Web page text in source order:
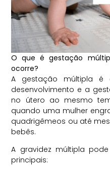
O que é gestação
ocorre?
A gestação múltipla
desenvolvimento e a
no útero ao mesmo
quando uma mulher
quadrigêmeos ou até
bebês.
A gravidez múltipla
principais: